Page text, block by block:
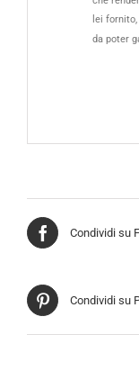
lei
da poter
Condividi su
Condividi su